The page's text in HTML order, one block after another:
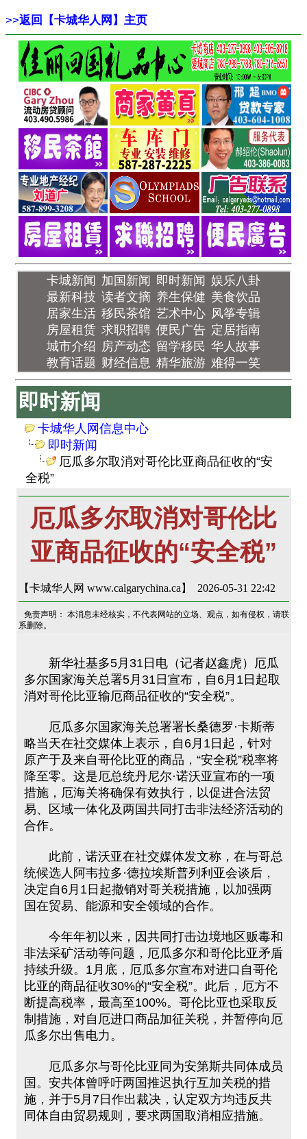
>>返回【卡城华人网】主页
卡城新闻 加国新闻 即时新闻 娱乐八卦
最新科技 读者文摘 养生保健 美食饮品
居家生活 移民茶馆 艺术中心 风筝专辑
房屋租赁 求职招聘 便民广告 定居指南
城市介绍 房产动态 留学移民 华人故事
教育话题 财经信息 精华旅游 难得一笑
即时新闻
卡城华人网信息中心
即时新闻
厄瓜多尔取消对哥伦比亚商品征收的“安
全税”
厄瓜多尔取消对哥伦比
亚商品征收的“安全税”
【卡城华人网 www.calgarychina.ca】 2026-05-31 22:42
免责声明： 本消息未经核实，不代表网站的立场、观点，如有侵权，请联
系删除。
新华社基多5月31日电（记者赵鑫虎）厄瓜
多尔国家海关总署5月31日宣布，自6月1日起取
消对哥伦比亚输厄商品征收的“安全税”。
厄瓜多尔国家海关总署署长桑德罗·卡斯蒂
略当天在社交媒体上表示，自6月1日起，针对
原产于及来自哥伦比亚的商品，“安全税”税率将
降至零。这是厄总统丹尼尔·诺沃亚宣布的一项
措施，厄海关将确保有效执行，以促进合法贸
易、区域一体化及两国共同打击非法经济活动的
合作。
此前，诺沃亚在社交媒体发文称，在与哥总
统候选人阿韦拉多·德拉埃斯普列利亚会谈后，
决定自6月1日起撤销对哥关税措施，以加强两
国在贸易、能源和安全领域的合作。
今年年初以来，因共同打击边境地区贩毒和
非法采矿活动等问题，厄瓜多尔和哥伦比亚矛盾
持续升级。1月底，厄瓜多尔宣布对进口自哥伦
比亚的商品征收30%的“安全税”。此后，厄方不
断提高税率，最高至100%。哥伦比亚也采取反
制措施，对自厄进口商品加征关税，并暂停向厄
瓜多尔出售电力。
厄瓜多尔与哥伦比亚同为安第斯共同体成员
国。安共体曾呼吁两国推迟执行互加关税的措
施，并于5月7日作出裁决，认定双方均违反共
同体自由贸易规则，要求两国取消相应措施。